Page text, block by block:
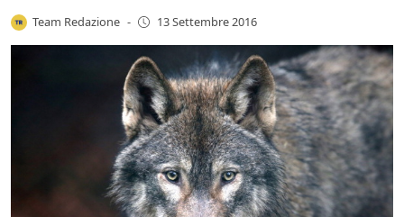
Team Redazione - 13 Settembre 2016